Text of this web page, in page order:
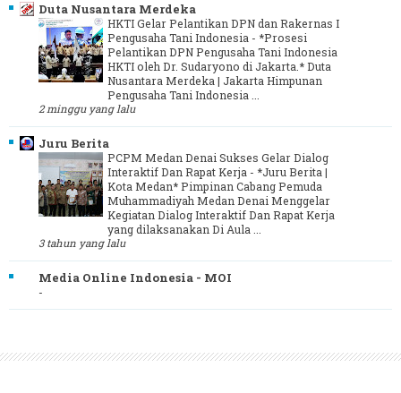
Duta Nusantara Merdeka
HKTI Gelar Pelantikan DPN dan Rakernas I
Pengusaha Tani Indonesia - *Prosesi
Pelantikan DPN Pengusaha Tani Indonesia
HKTI oleh Dr. Sudaryono di Jakarta.* Duta
Nusantara Merdeka | Jakarta Himpunan
Pengusaha Tani Indonesia ...
2 minggu yang lalu
Juru Berita
PCPM Medan Denai Sukses Gelar Dialog
Interaktif Dan Rapat Kerja - *Juru Berita |
Kota Medan* Pimpinan Cabang Pemuda
Muhammadiyah Medan Denai Menggelar
Kegiatan Dialog Interaktif Dan Rapat Kerja
yang dilaksanakan Di Aula ...
3 tahun yang lalu
Media Online Indonesia - MOI
-